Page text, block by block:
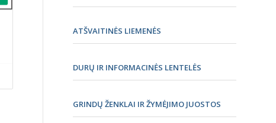
ATŠVAITINĖS LIEMENĖS
DURŲ IR INFORMACINĖS LENTELĖS
GRINDŲ ŽENKLAI IR ŽYMĖJIMO JUOSTOS